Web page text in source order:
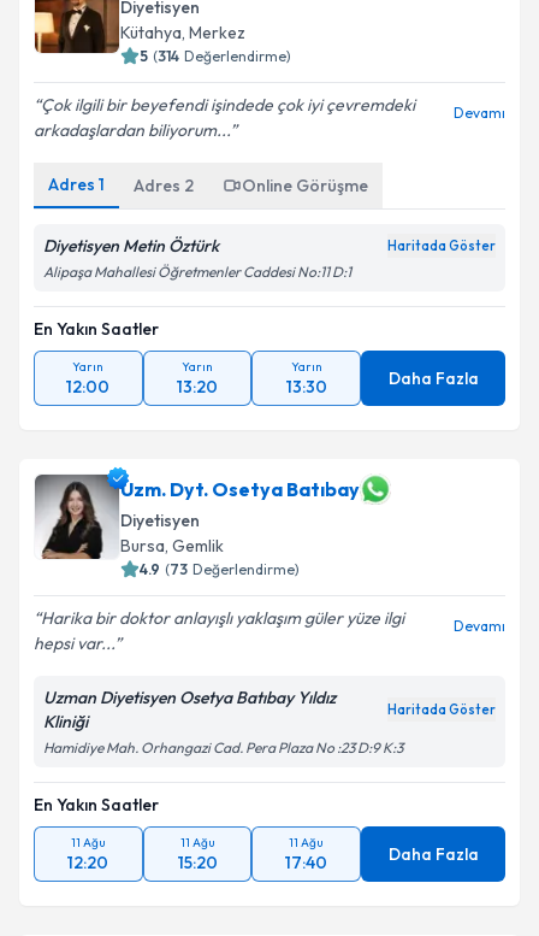
Diyetisyen
Kütahya, Merkez
5 (314 Değerlendirme)
Çok ilgili bir beyefendi işindede çok iyi çevremdeki
arkadaşlardan biliyorum...
Devamı
Adres 1 Adres 2 Online Görüşme
Diyetisyen Metin Öztürk Haritada Göster
Alipaşa Mahallesi Öğretmenler Caddesi No:11 D:1
En Yakın Saatler
Yarın
12:00
Yarın
13:20
Yarın
13:30 Daha Fazla
Uzm. Dyt. Osetya Batıbay
Diyetisyen
Bursa, Gemlik
4.9 (73 Değerlendirme)
Harika bir doktor anlayışlı yaklaşım güler yüze ilgi
hepsi var...
Devamı
Uzman Diyetisyen Osetya Batıbay Yıldız
Kliniği
Haritada Göster
Hamidiye Mah. Orhangazi Cad. Pera Plaza No :23 D:9 K:3
En Yakın Saatler
11 Ağu
12:20
11 Ağu
15:20
11 Ağu
17:40 Daha Fazla